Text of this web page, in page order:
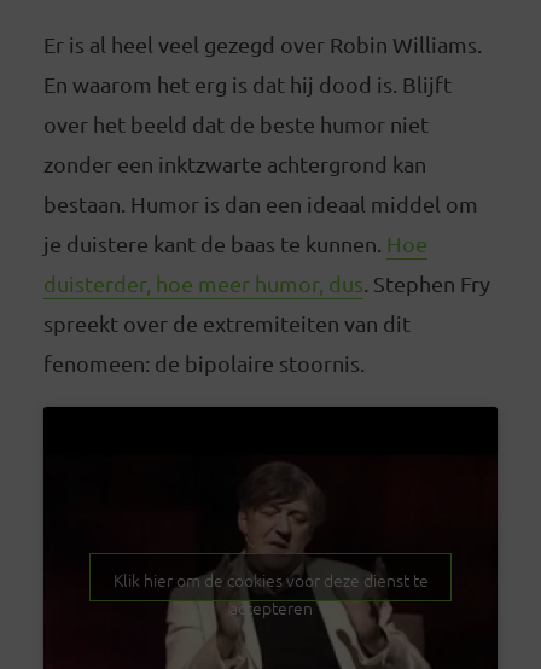
Er is al heel veel gezegd over Robin Williams.
En waarom het erg is dat hij dood is. Blijft
over het beeld dat de beste humor niet
zonder een inktzwarte achtergrond kan
bestaan. Humor is dan een ideaal middel om
je duistere kant de baas te kunnen. Hoe
duisterder, hoe meer humor, dus . Stephen Fry
spreekt over de extremiteiten van dit
fenomeen: de bipolaire stoornis.
Klik hier om de cookies voor deze dienst te
accepteren